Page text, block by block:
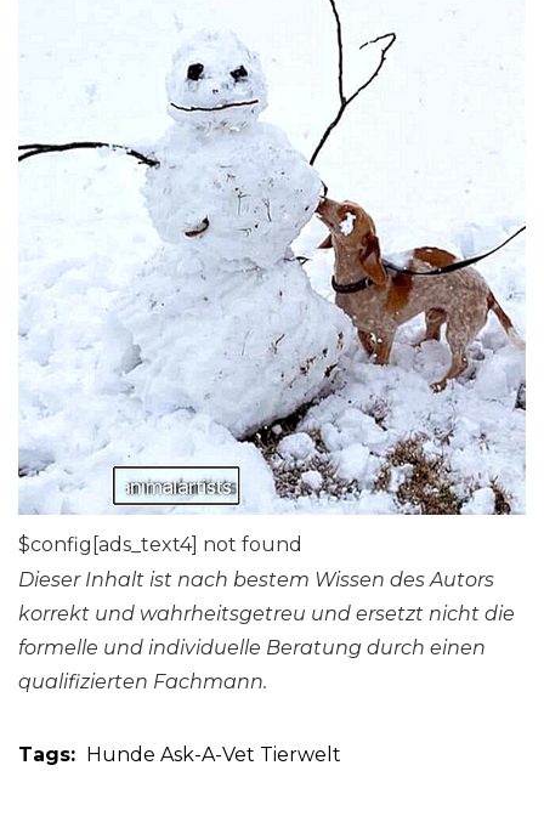
$config[ads_text4] not found
Dieser Inhalt ist nach bestem Wissen des Autors
korrekt und wahrheitsgetreu und ersetzt nicht die
formelle und individuelle Beratung durch einen
qualifizierten Fachmann.
Tags: Hunde Ask-A-Vet Tierwelt